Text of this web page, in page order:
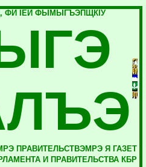
ФИ IЕЙ ФЫМЫГЪЭПЩКIУ
ПРАВИТЕЛЬСТВЭМРЭ Я ГАЗЕТ
И ПРАВИТЕЛЬСТВА КБР